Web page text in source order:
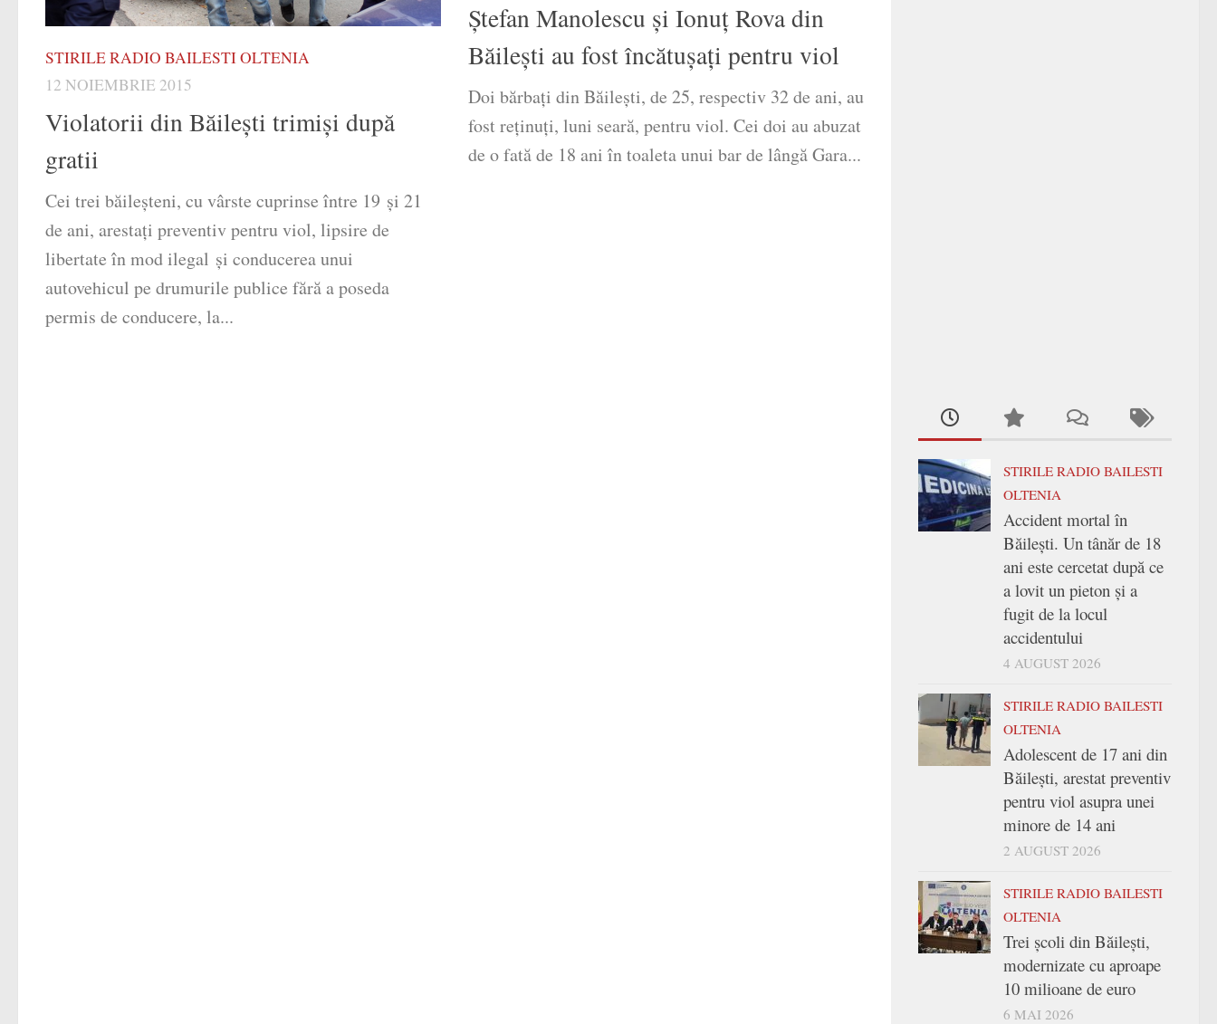
STIRILE RADIO BAILESTI OLTENIA
12 NOIEMBRIE 2015
Violatorii din Băilești trimiși după
gratii
Cei trei băileșteni, cu vârste cuprinse între 19 şi 21
de ani, arestaţi preventiv pentru viol, lipsire de
libertate în mod ilegal şi conducerea unui
autovehicul pe drumurile publice fără a poseda
permis de conducere, la...
Ştefan Manolescu şi Ionuţ Rova din
Băileşti au fost încătuşaţi pentru viol
Doi bărbaţi din Băileşti, de 25, respectiv 32 de ani, au
fost reţinuţi, luni seară, pentru viol. Cei doi au abuzat
de o fată de 18 ani în toaleta unui bar de lângă Gara...
STIRILE RADIO BAILESTI
OLTENIA
Accident mortal în
Băilești. Un tânăr de 18
ani este cercetat după ce
a lovit un pieton și a
fugit de la locul
accidentului
4 AUGUST 2026
STIRILE RADIO BAILESTI
OLTENIA
Adolescent de 17 ani din
Băilești, arestat preventiv
pentru viol asupra unei
minore de 14 ani
2 AUGUST 2026
STIRILE RADIO BAILESTI
OLTENIA
Trei şcoli din Băileşti,
modernizate cu aproape
10 milioane de euro
6 MAI 2026